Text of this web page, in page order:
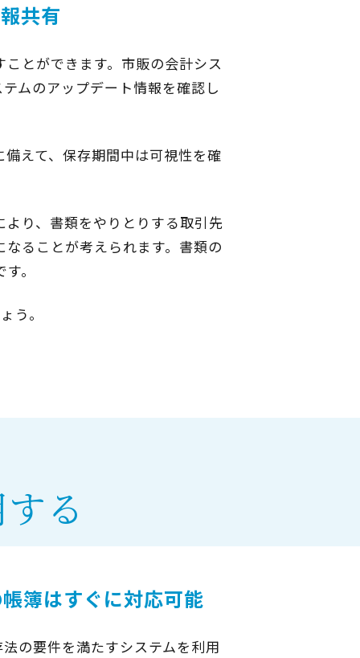
共有
とができます。市販の会計シス
ムのアップデート情報を確認し
えて、保存期間中は可視性を確
り、書類をやりとりする取引先
ることが考えられます。書類の
。
う。
る
簿はすぐに対応可能
の要件を満たすシステムを利用